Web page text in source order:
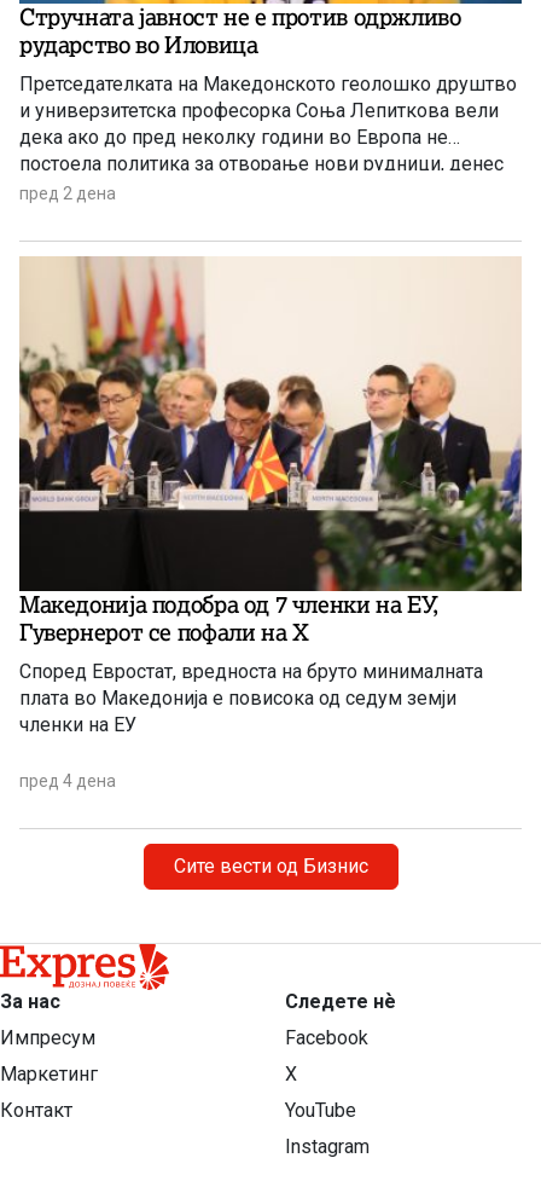
Стручната јавност не е против одржливо
рударство во Иловица
Претседателката на Македонското геолошко друштво
и универзитетска професорка Соња Лепиткова вели
дека ако до пред неколку години во Европа не
постоела политика за отворање нови рудници, денес
таа политика е апсолутно сменета и листата на
пред 2 дена
Македонија подобра од 7 членки на ЕУ,
Гувернерот се пофали на Х
Според Евростат, вредноста на бруто минималната
плата во Македонија е повисока од седум земји
членки на ЕУ
пред 4 дена
Сите вести од Бизнис
За нас
Импресум
Маркетинг
Контакт
Следете нѐ
Facebook
X
YouTube
Instagram